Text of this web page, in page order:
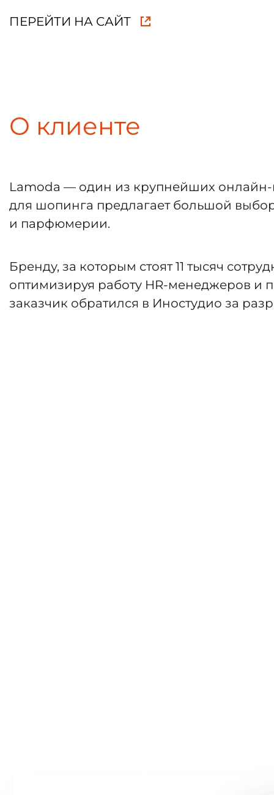
ПЕРЕЙТИ НА САЙТ
О клиенте
Lamoda — один из крупнейших
для шопинга предлагает большой
и парфюмерии.
Бренду, за которым стоят 11 тысяч
оптимизируя работу HR-менеджеров и
заказчик обратился в Иностудио за